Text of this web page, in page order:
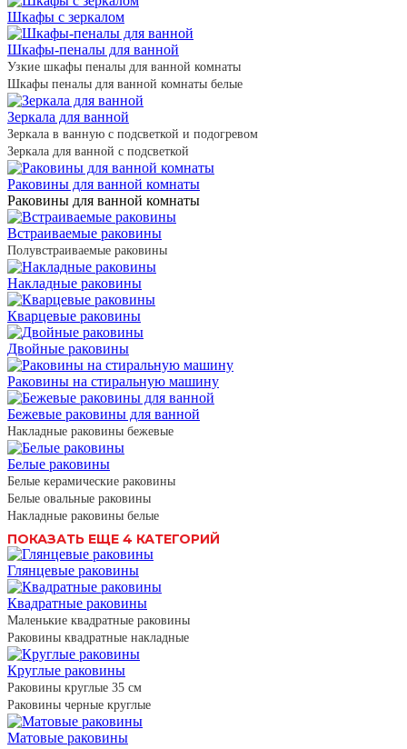
Шкафы с зеркалом
Шкафы-пеналы для ванной
Узкие шкафы пеналы для ванной комнаты
Шкафы пеналы для ванной комнаты белые
Зеркала для ванной
Зеркала в ванную с подсветкой и подогревом
Зеркала для ванной с подсветкой
Раковины для ванной комнаты
Раковины для ванной комнаты
Встраиваемые раковины
Полувстраиваемые раковины
Накладные раковины
Кварцевые раковины
Двойные раковины
Раковины на стиральную машину
Бежевые раковины для ванной
Накладные раковины бежевые
Белые раковины
Белые керамические раковины
Белые овальные раковины
Накладные раковины белые
ПОКАЗАТЬ ЕЩЕ 4 КАТЕГОРИЙ
Глянцевые раковины
Квадратные раковины
Маленькие квадратные раковины
Раковины квадратные накладные
Круглые раковины
Раковины круглые 35 см
Раковины черные круглые
Матовые раковины